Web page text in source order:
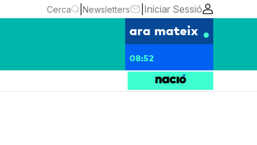
Cerca Newsletters Iniciar Sessió
ara mateix
08:52